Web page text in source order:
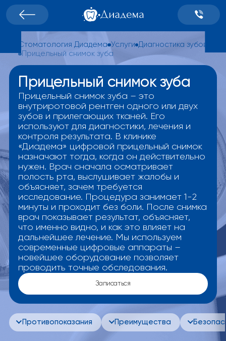
Стоматология Диадема Услуги Диагностика зубов
Прицельный снимок зуба
Прицельный снимок зуба
Прицельный снимок зуба – это
внутриротовой рентген одного или двух
зубов и прилегающих тканей. Его
используют для диагностики, лечения и
контроля результата. В клинике
«Диадема» цифровой прицельный снимок
назначают тогда, когда он действительно
нужен. Врач сначала осматривает
полость рта, выслушивает жалобы и
объясняет, зачем требуется
исследование. Процедура занимает 1-2
минуты и проходит без боли. После снимка
врач показывает результат, объясняет,
что именно видно, и как это влияет на
дальнейшее лечение. Мы используем
современные цифровые аппараты –
новейшее оборудование позволяет
проводить точные обследования.
Записаться
Противопоказания Преимущества